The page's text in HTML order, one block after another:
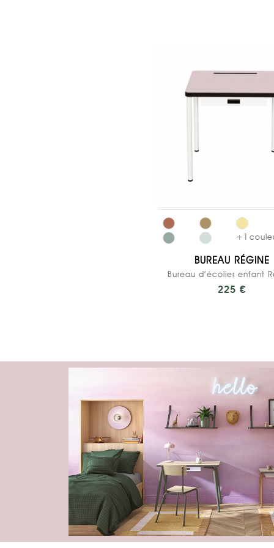
+1
BUREAU RÉGINE
225 €